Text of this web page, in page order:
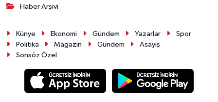
Haber Arşivi
Künye Ekonomi Gündem Yazarlar
Spor
Politika
Magazin Gündem
Asayiş
Sonsöz Özel